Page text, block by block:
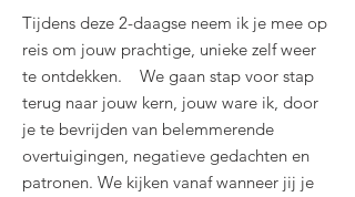
Tijdens deze 2-daagse neem ik je mee op
reis om jouw prachtige, unieke zelf weer
te ontdekken. We gaan stap voor stap
terug naar jouw kern, jouw ware ik, door
je te bevrijden van belemmerende
overtuigingen, negatieve gedachten en
patronen. We kijken vanaf wanneer jij je